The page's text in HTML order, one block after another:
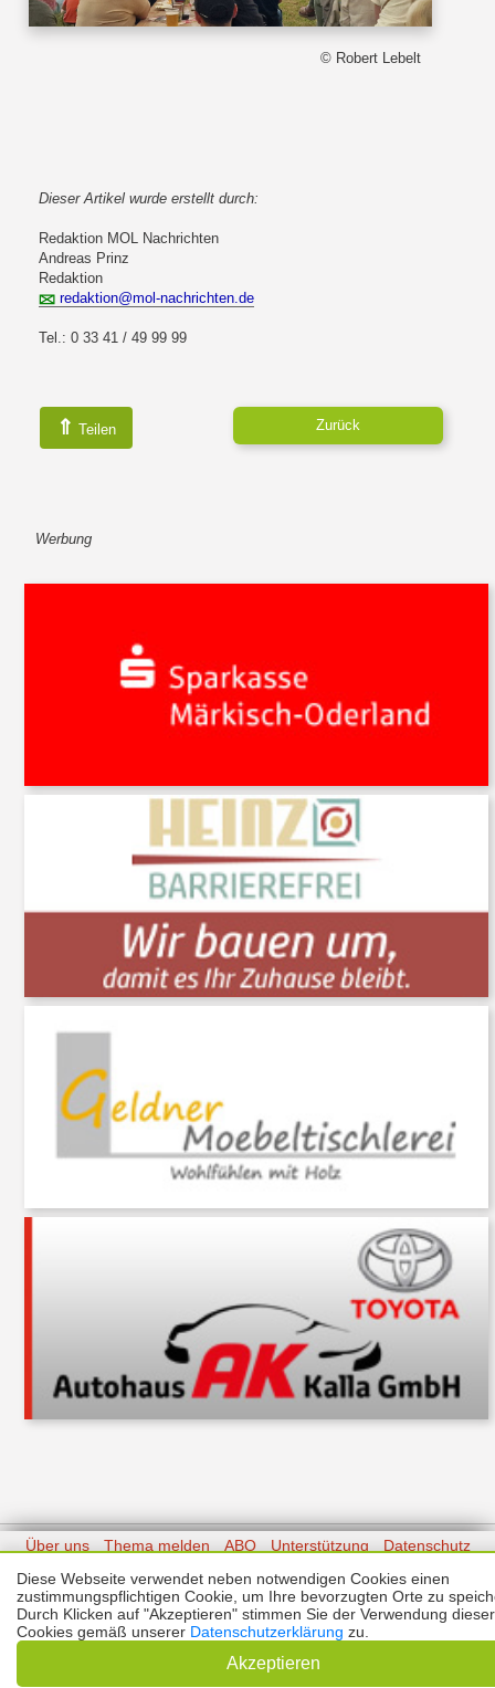
© Robert Lebelt
Dieser Artikel wurde erstellt durch:
Redaktion MOL Nachrichten
Andreas Prinz
Redaktion
redaktion@mol-nachrichten.de
Tel.: 0 33 41 / 49 99 99
⇑ Teilen Zurück
Werbung
Kontakt
Über uns Thema melden ABO Unterstützung
Datenschutz
Impressum
🌙 Dark Mode
Copyright © 2026 |Prinzmediaconcept.de
Diese Webseite verwendet neben notwendigen Cookies einen
zustimmungspflichtigen Cookie, um Ihre bevorzugten Orte zu
Durch Klicken auf "Akzeptieren" stimmen Sie der Verwendung dieser
Cookies gemäß unserer Datenschutzerklärung zu.
Akzeptieren